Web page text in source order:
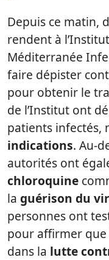
Depuis ce matin,
rendent à
Méditerranée
faire dépister
pour obtenir le
de l’Institut ont
patients infectés,
indications. Au-
autorités ont
chloroquine
la guérison du
personnes ont
pour affirmer que
dans la lutte